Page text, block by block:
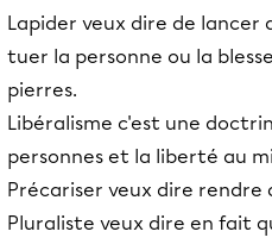
Lapider veux dire de lancer
tuer la personne ou la
pierres.
Libéralisme c'est une
personnes et la liberté au
Précariser veux dire rendre
Pluraliste veux dire en fait